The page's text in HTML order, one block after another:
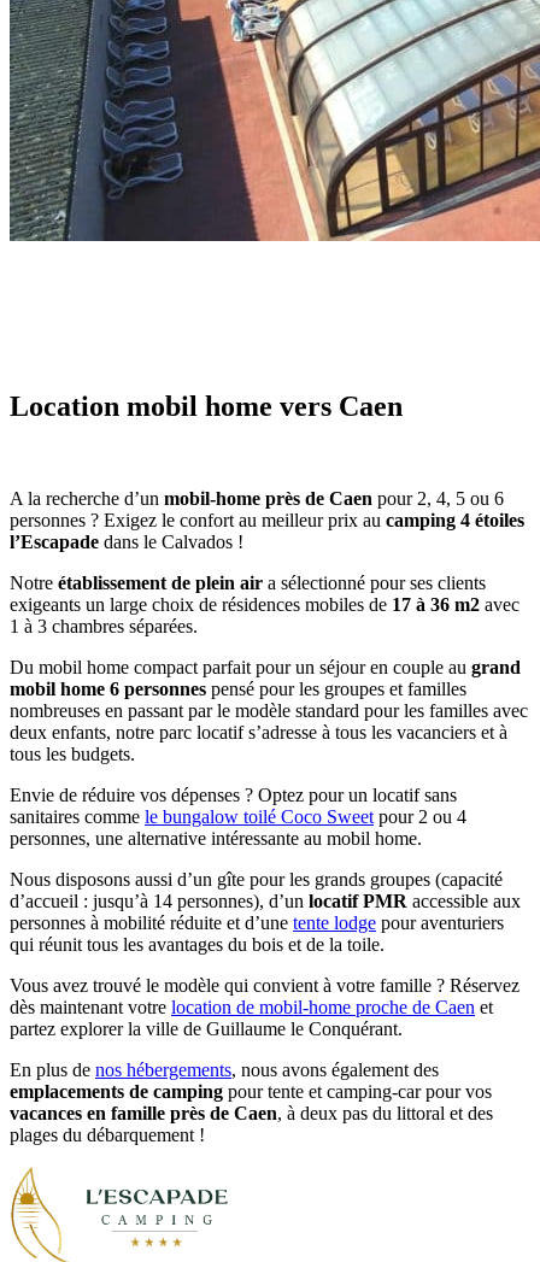
Location mobil home vers Caen
A la recherche d’un mobil-home près de Caen pour 2, 4, 5 ou 6
personnes ? Exigez le confort au meilleur prix au camping 4 étoiles
l’Escapade dans le Calvados !
Notre établissement de plein air a sélectionné pour ses clients
exigeants un large choix de résidences mobiles de 17 à 36 m2 avec
1 à 3 chambres séparées.
Du mobil home compact parfait pour un séjour en couple au grand
mobil home 6 personnes pensé pour les groupes et familles
nombreuses en passant par le modèle standard pour les familles avec
deux enfants, notre parc locatif s’adresse à tous les vacanciers et à
tous les budgets.
Envie de réduire vos dépenses ? Optez pour un locatif sans
sanitaires comme le bungalow toilé Coco Sweet pour 2 ou 4
personnes, une alternative intéressante au mobil home.
Nous disposons aussi d’un gîte pour les grands groupes (capacité
d’accueil : jusqu’à 14 personnes), d’un locatif PMR accessible aux
personnes à mobilité réduite et d’une tente lodge pour aventuriers
qui réunit tous les avantages du bois et de la toile.
Vous avez trouvé le modèle qui convient à votre famille ? Réservez
dès maintenant votre location de mobil-home proche de Caen et
partez explorer la ville de Guillaume le Conquérant.
En plus de nos hébergements, nous avons également des
emplacements de camping pour tente et camping-car pour vos
vacances en famille près de Caen, à deux pas du littoral et des
plages du débarquement !